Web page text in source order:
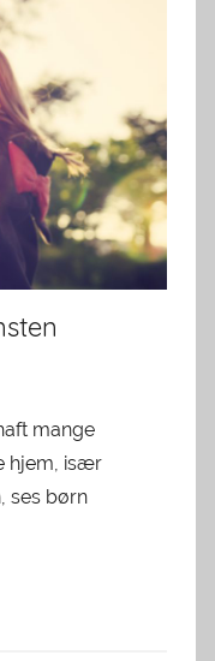
mange
hjem, især
ses børn